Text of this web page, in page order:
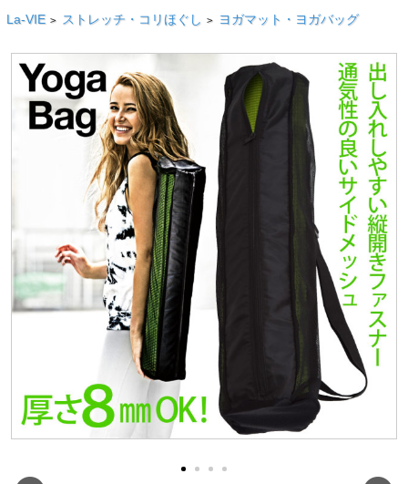
La-VIE > ストレッチ・コリほぐし > ヨガマット・ヨガバッグ